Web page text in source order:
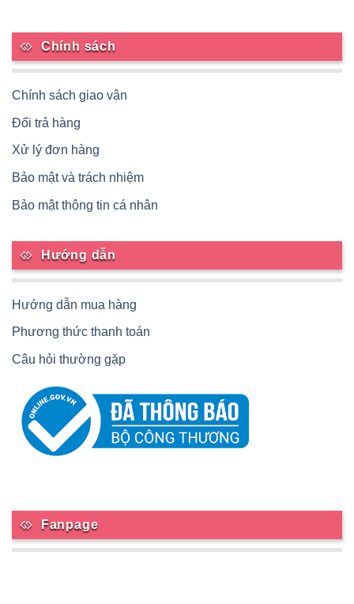
Chính sách
Chính sách giao vận
Đổi trả hàng
Xử lý đơn hàng
Bảo mật và trách nhiệm
Bảo mật thông tin cá nhân
Hướng dẫn
Hướng dẫn mua hàng
Phương thức thanh toán
Câu hỏi thường gặp
Fanpage